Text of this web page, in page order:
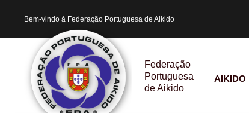
Bem-vindo à Federação Portuguesa de Aikido
Federação
Portuguesa
de Aikido
AIKIDO